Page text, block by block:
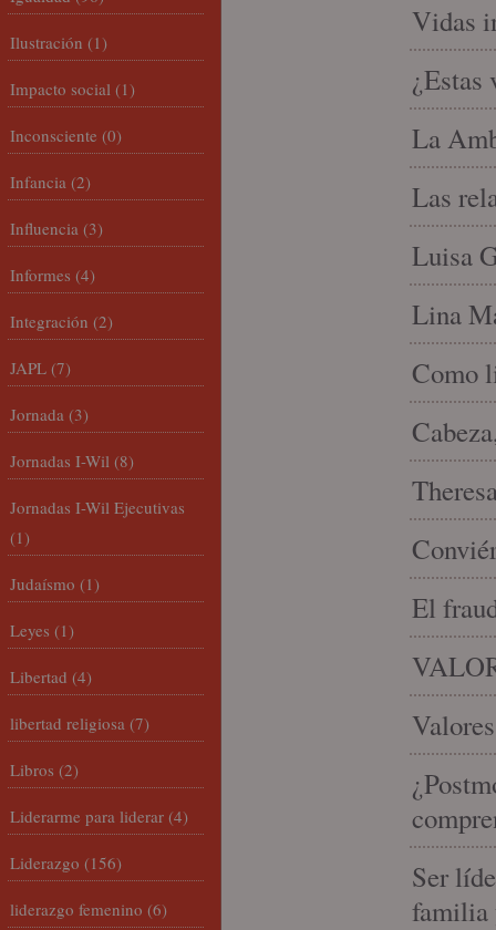
Vidas
¿Estas
La
Las
Luisa
Lina
Como
El
Ser
familia
Ilustración (1)
Impacto social (1)
Inconsciente (0)
Infancia (2)
Influencia (3)
Informes (4)
Integración (2)
JAPL (7)
Jornada (3)
Jornadas I-Wil (8)
Jornadas I-Wil Ejecutivas
(1)
Judaísmo (1)
Leyes (1)
Libertad (4)
libertad religiosa (7)
Libros (2)
Liderarme para liderar (4)
Liderazgo (156)
liderazgo femenino (6)